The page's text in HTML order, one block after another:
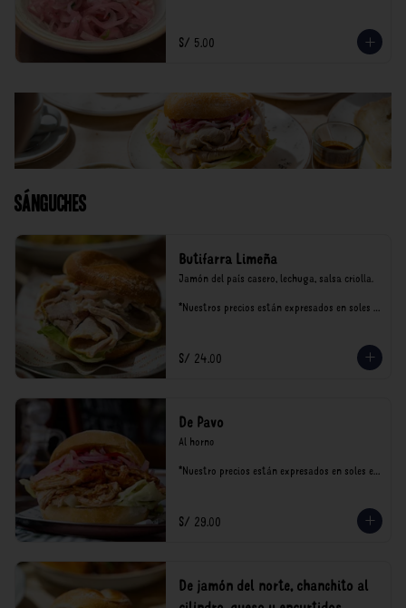
S/ 5.00
Sánguches
Butifarra Limeña
Jamón del país casero, lechuga, salsa criolla.
*Nuestros precios están expresados en soles e
S/ 24.00
De Pavo
Al horno
*Nuestro precios están expresados en soles e
S/ 29.00
De jamón del norte, chanchito al